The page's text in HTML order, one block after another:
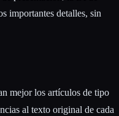
importantes detalles, sin
mejor los artículos de tipo
al texto original de cada